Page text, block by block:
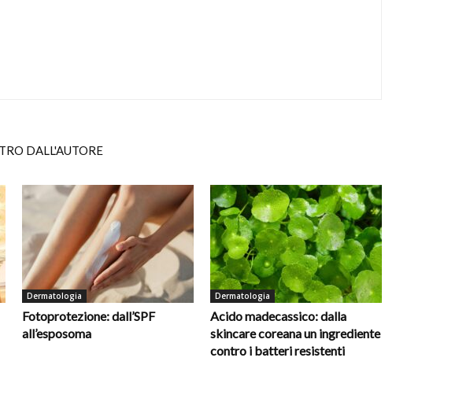
DALL'AUTORE
Dermatologia
Fotoprotezione: dall’SPF
all’esposoma
Dermatologia
Acido madecassico: dalla
skincare coreana un ingrediente
contro i batteri resistenti